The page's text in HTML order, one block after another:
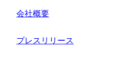
会社概要
プレスリリース